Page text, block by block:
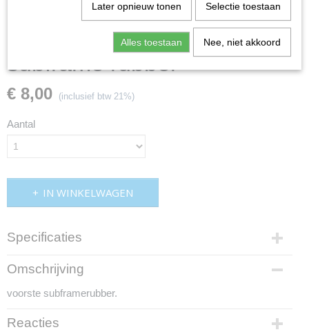
subframe rubber
€ 8,00 (inclusief btw 21%)
Aantal
IN WINKELWAGEN
Specificaties
Productcode
cmo21a2624ms
Omschrijving
voorste subframerubber.
Reacties
Later opnieuw tonen Selectie toestaan
Alles toestaan Nee, niet akkoord